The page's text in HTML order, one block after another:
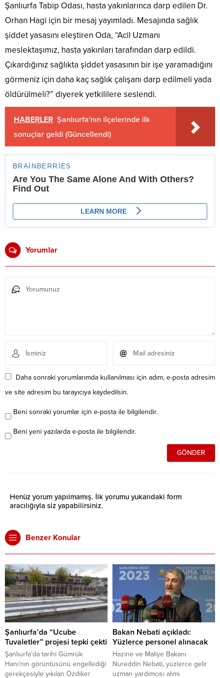
Şanlıurfa Tabip Odası, hasta yakınlarınca darp edilen Dr.
Orhan Hagi için bir mesaj yayımladı. Mesajında sağlık
şiddet yasasını eleştiren Oda, “Acil Uzmanı
meslektaşımız, hasta yakınları tarafından darp edildi.
Çıkardığınız sağlıkta şiddet yasasının bir işe yaramadığını
görmeniz için daha kaç sağlık çalışanı darp edilmeli yada
öldürülmeli?” diyerek yetkililere seslendi.
HABERLER Şanlıurfa'nın ilçelerinde ilk
sonuçlar geldi (Güncellendi)
Yorumlar
Daha sonraki yorumlarımda kullanılması için adım, e-posta adresim
ve site adresim bu tarayıcıya kaydedilsin.
Beni sonraki yorumlar için e-posta ile bilgilendir.
Beni yeni yazılarda e-posta ile bilgilendir.
Henüz yorum yapılmamış. İlk yorumu yukarıdaki form
aracılığıyla siz yapabilirsiniz.
Benzer Konular
Şanlıurfa’da “Ucube
Tuvaletler” projesi tepki çekti
Şanlıurfa’da tarihi Gümrük
Hanı’nın görüntüsünü engellediği
gerekçesiyle yıkılan Özdiker
Bakan Nebati açıkladı:
Yüzlerce personel alınacak
Hazine ve Maliye Bakanı
Nureddin Nebati, yüzlerce gelir
uzman yardımcısı alımı